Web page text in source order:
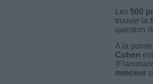
Les 500
trouver la
question
A la
Cohen
minceur